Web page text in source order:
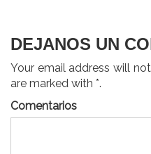
DEJANOS UN
Your email address will
are marked with *.
Comentarios